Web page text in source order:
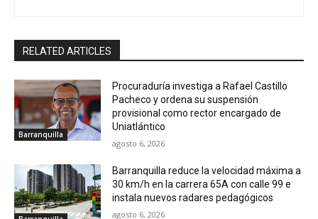
RELATED ARTICLES
Barranquilla
Procuraduría investiga a Rafael Castillo
Pacheco y ordena su suspensión
provisional como rector encargado de
Uniatlántico
agosto 6, 2026
Barranquilla reduce la velocidad máxima a
30 km/h en la carrera 65A con calle 99 e
instala nuevos radares pedagógicos
agosto 6, 2026